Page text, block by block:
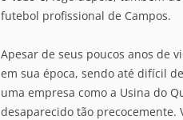
futebol profissional de Campos.
Apesar de seus poucos anos de
em sua época, sendo até difícil
uma empresa como a Usina do
desaparecido tão precocemente.